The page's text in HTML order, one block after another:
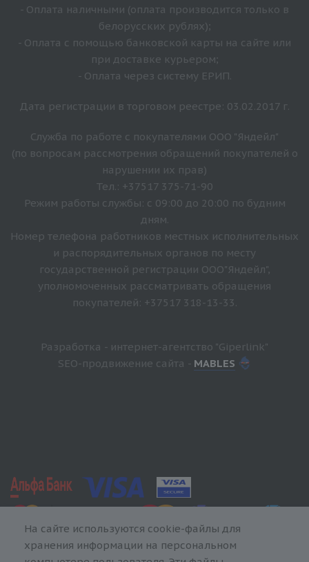
- Оплата наличными (оплата производится только в
белорусских рублях);
- Оплата с помощью банковской карты на сайте или
при доставке курьером;
- Оплата через систему ЕРИП.
Дата регистрации в торговом реестре: 03.02.2017 г.
Служба по работе с покупателями ООО "Яндейл"
(по вопросам рассмотрения обращений покупателей о
нарушении их прав)
Тел.: +37517 375-71-90
Режим работы службы: с 09:00 до 20:00 по будним
дням.
Номер телефона работников местных исполнительных
и распорядительных органов по месту
государственной регистрации ООО"Яндейл",
уполномоченных рассматривать обращения
покупателей: +37517 318-13-33.
Разработка - интернет-агентство "Giperlink"
SEO-продвижение сайта - MABLES
На сайте используются cookie-файлы для
хранения информации на персональном